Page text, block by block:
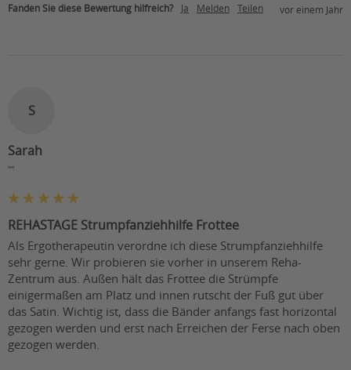
Fanden Sie diese Bewertung hilfreich? Ja Melden Teilen vor einem Jahr
S
Sarah
""
REHASTAGE Strumpfanziehhilfe Frottee
Als Ergotherapeutin verordne ich diese Strumpfanziehhilfe
sehr gerne. Wir probieren sie vorher in unserem Reha-
Zentrum aus. Außen hält das Frottee die Strümpfe
einigermaßen am Platz und innen rutscht der Fuß gut über
das Satin. Wichtig ist, dass die Bänder anfangs fast horizontal
gezogen werden und erst nach Erreichen der Ferse nach oben
gezogen werden.